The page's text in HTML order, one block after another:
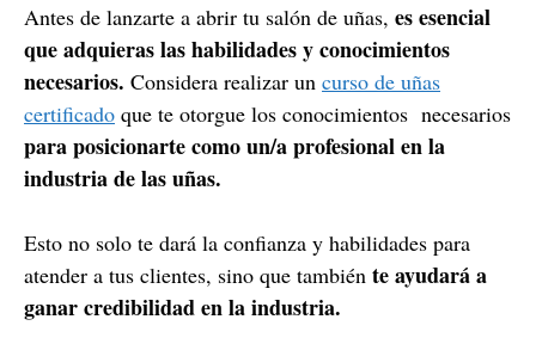
Antes de lanzarte a abrir tu salón de uñas, es esencial
que adquieras las habilidades y conocimientos
necesarios. Considera realizar un curso de uñas
certificado que te otorgue los conocimientos necesarios
para posicionarte como un/a profesional en la
industria de las uñas.
Esto no solo te dará la confianza y habilidades para
atender a tus clientes, sino que también te ayudará a
ganar credibilidad en la industria.